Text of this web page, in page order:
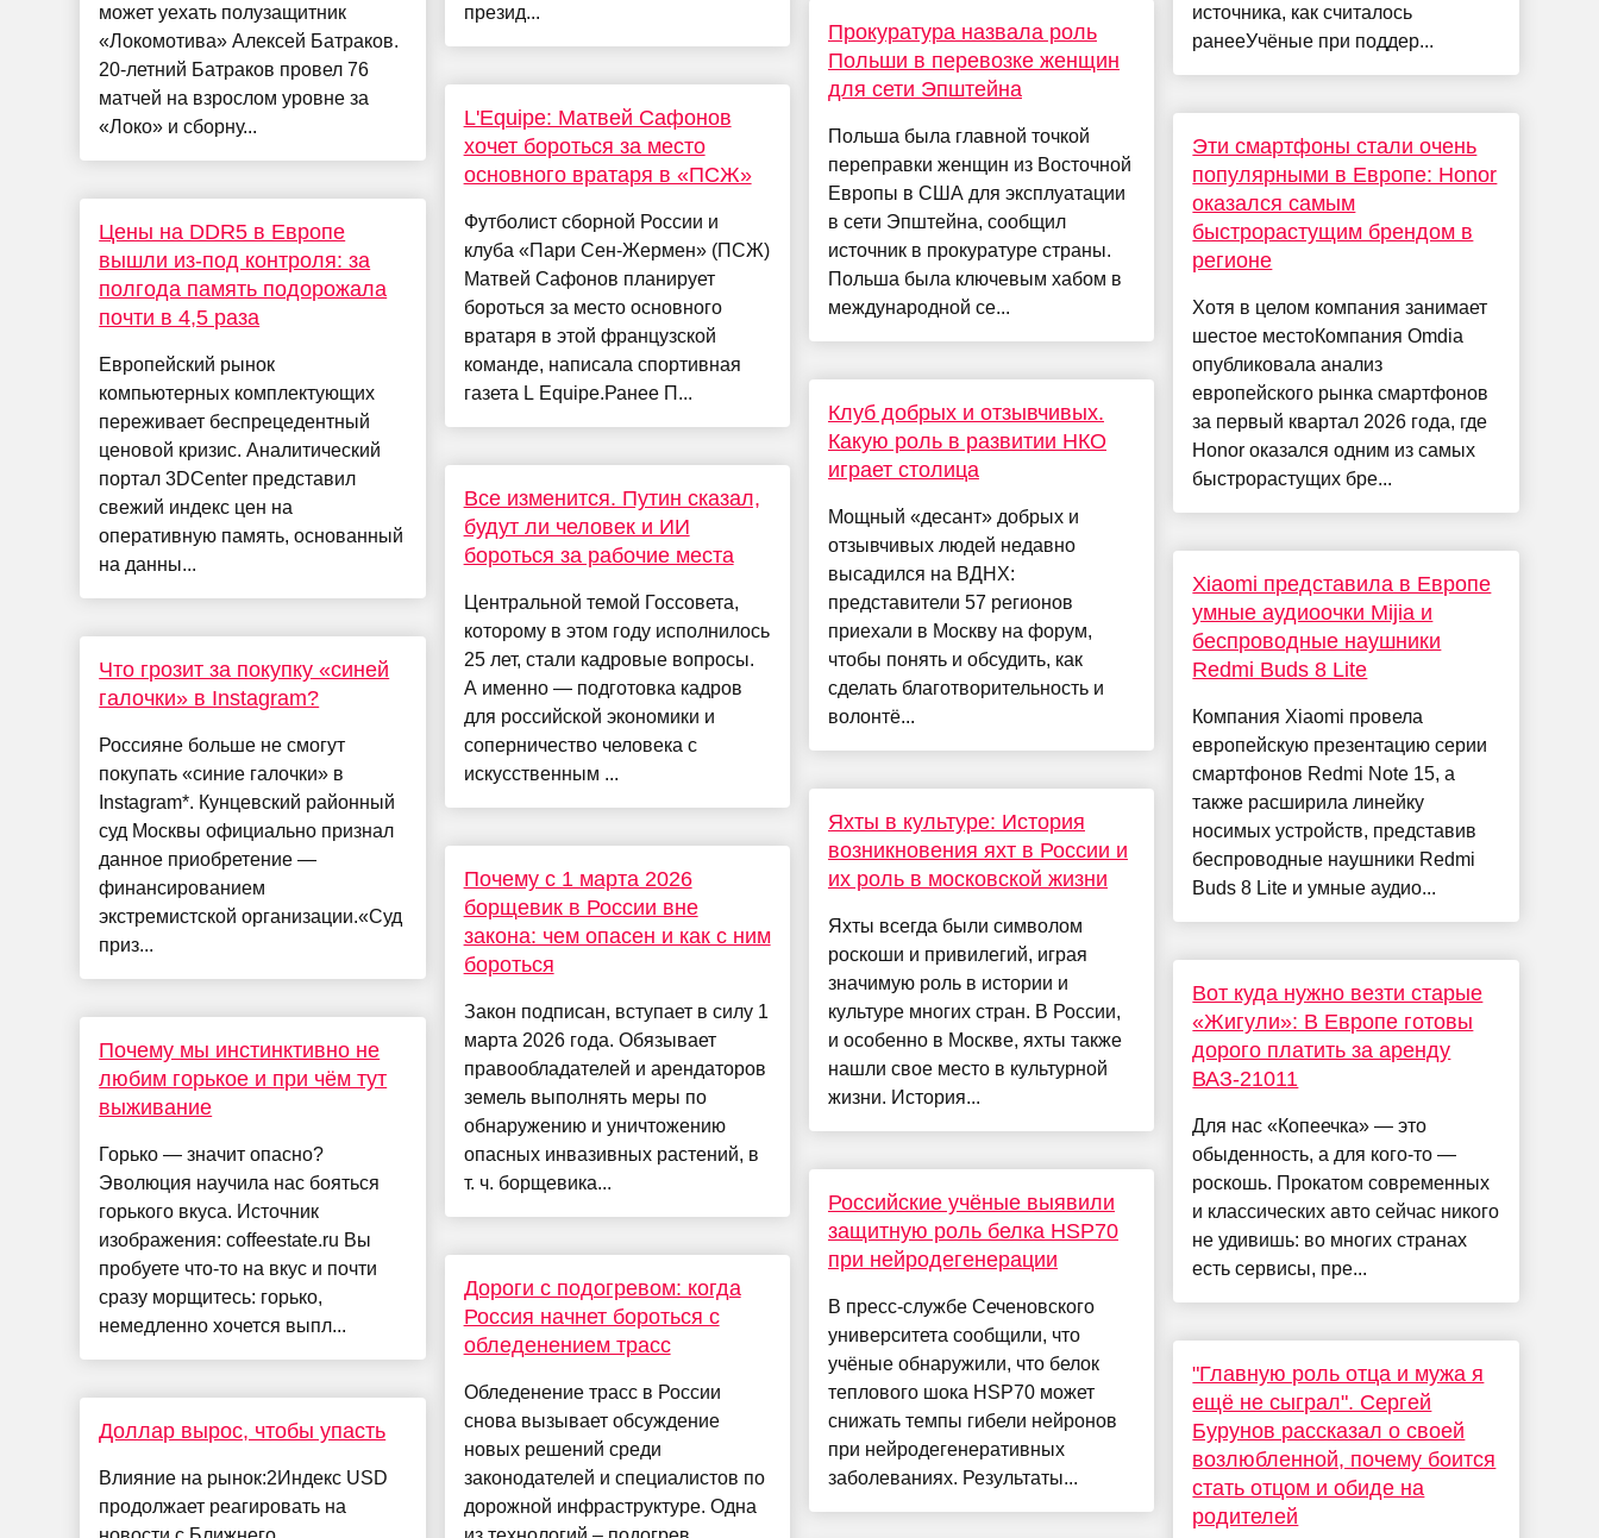
может уехать полузащитник
«Локомотива» Алексей Батраков.
20-летний Батраков провел 76
матчей на взрослом уровне за
«Локо» и сборну...
Цены на DDR5 в Европе
вышли из-под контроля: за
полгода память подорожала
почти в 4,5 раза
Европейский рынок
компьютерных комплектующих
переживает беспрецедентный
ценовой кризис. Аналитический
портал 3DCenter представил
свежий индекс цен на
оперативную память, основанный
на данны...
Что грозит за покупку «синей
галочки» в Instagram?
Россияне больше не смогут
покупать «синие галочки» в
Instagram*. Кунцевский районный
суд Москвы официально признал
данное приобретение —
финансированием
экстремистской организации.«Суд
приз...
Почему мы инстинктивно не
любим горькое и при чём тут
выживание
Горько — значит опасно?
Эволюция научила нас бояться
горького вкуса. Источник
изображения: coffeestate.ru Вы
пробуете что-то на вкус и почти
сразу морщитесь: горько,
немедленно хочется выпл...
Доллар вырос, чтобы упасть
Влияние на рынок:2Индекс USD
продолжает реагировать на
презид...
L'Equipe: Матвей Сафонов
хочет бороться за место
основного вратаря в «ПСЖ»
Футболист сборной России и
клуба «Пари Сен-Жермен» (ПСЖ)
Матвей Сафонов планирует
бороться за место основного
вратаря в этой французской
команде, написала спортивная
газета L Equipe.Ранее П...
Все изменится. Путин сказал,
будут ли человек и ИИ
бороться за рабочие места
Центральной темой Госсовета,
которому в этом году исполнилось
25 лет, стали кадровые вопросы.
А именно — подготовка кадров
для российской экономики и
соперничество человека с
искусственным ...
Почему с 1 марта 2026
борщевик в России вне
закона: чем опасен и как с ним
бороться
Закон подписан, вступает в силу 1
марта 2026 года. Обязывает
правообладателей и арендаторов
земель выполнять меры по
обнаружению и уничтожению
опасных инвазивных растений, в
т. ч. борщевика...
Дороги с подогревом: когда
Россия начнет бороться с
обледенением трасс
Обледенение трасс в России
снова вызывает обсуждение
новых решений среди
законодателей и специалистов по
дорожной инфраструктуре. Одна
Прокуратура назвала роль
Польши в перевозке женщин
для сети Эпштейна
Польша была главной точкой
переправки женщин из Восточной
Европы в США для эксплуатации
в сети Эпштейна, сообщил
источник в прокуратуре страны.
Польша была ключевым хабом в
международной се...
Клуб добрых и отзывчивых.
Какую роль в развитии НКО
играет столица
Мощный «десант» добрых и
отзывчивых людей недавно
высадился на ВДНХ:
представители 57 регионов
приехали в Москву на форум,
чтобы понять и обсудить, как
сделать благотворительность и
волонтё...
Яхты в культуре: История
возникновения яхт в России и
их роль в московской жизни
Яхты всегда были символом
роскоши и привилегий, играя
значимую роль в истории и
культуре многих стран. В России,
и особенно в Москве, яхты также
нашли свое место в культурной
жизни. История...
Российские учёные выявили
защитную роль белка HSP70
при нейродегенерации
В пресс-службе Сеченовского
университета сообщили, что
учёные обнаружили, что белок
теплового шока HSP70 может
снижать темпы гибели нейронов
при нейродегенеративных
заболеваниях. Результаты...
источника, как считалось
ранееУчёные при поддер...
Эти смартфоны стали очень
популярными в Европе: Honor
оказался самым
быстрорастущим брендом в
регионе
Хотя в целом компания занимает
шестое местоКомпания Omdia
опубликовала анализ
европейского рынка смартфонов
за первый квартал 2026 года, где
Honor оказался одним из самых
быстрорастущих бре...
Xiaomi представила в Европе
умные аудиоочки Mijia и
беспроводные наушники
Redmi Buds 8 Lite
Компания Xiaomi провела
европейскую презентацию серии
смартфонов Redmi Note 15, а
также расширила линейку
носимых устройств, представив
беспроводные наушники Redmi
Buds 8 Lite и умные аудио...
Вот куда нужно везти старые
«Жигули»: В Европе готовы
дорого платить за аренду
ВАЗ-21011
Для нас «Копеечка» — это
обыденность, а для кого-то —
роскошь. Прокатом современных
и классических авто сейчас никого
не удивишь: во многих странах
есть сервисы, пре...
"Главную роль отца и мужа я
ещё не сыграл". Сергей
Бурунов рассказал о своей
возлюбленной, почему боится
стать отцом и обиде на
родителей